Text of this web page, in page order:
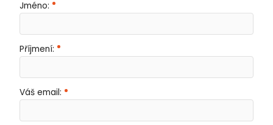
Jméno:
Příjmení:
Váš email: